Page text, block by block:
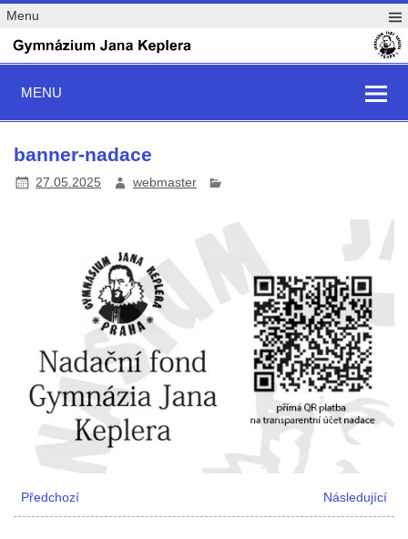
Menu
MENU
banner-nadace
27.05.2025 webmaster
Předchozí Následující